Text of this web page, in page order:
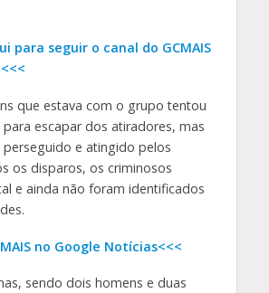
para seguir o canal do GCMAIS
que estava com o grupo tentou
escapar dos atiradores, mas
e atingido pelos
os disparos, os criminosos
e ainda não foram identificados
no Google Notícias<<<
sendo dois homens e duas